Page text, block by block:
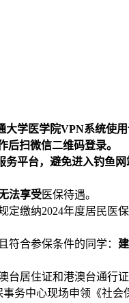
大学医学院VPN系统使
后扫微信二维码登录。
平台，避免进入钓鱼网
法享受医保待遇。
定缴纳2024年度居民医
符合参保条件的同学：
台居住证和港澳台通行
务中心现场申领《社会